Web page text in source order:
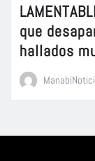
que
hallados